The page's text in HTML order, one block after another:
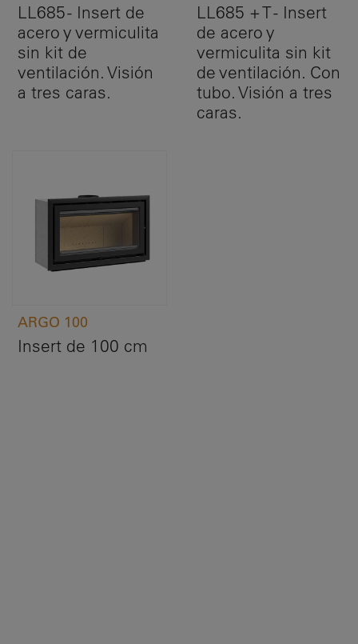
LL685 - Insert de
acero y vermiculita
sin kit de
ventilación. Visión
a tres caras.
LL685 + T - Insert
de acero y
vermiculita sin kit
de ventilación. Con
tubo. Visión a tres
caras.
ARGO 100
Insert de 100 cm